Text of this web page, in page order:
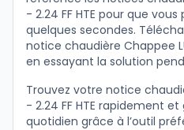
- 2.24 FF HTE pour que
quelques secondes.
notice chaudière Chappee
en essayant la solution
Trouvez votre notice
- 2.24 FF HTE rapidement
quotidien grâce à l’outil